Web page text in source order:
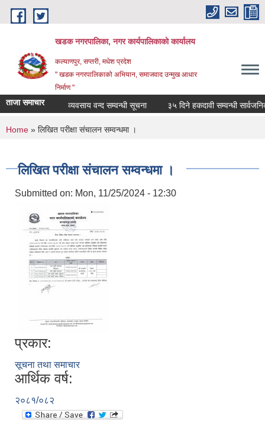
Skip to main content
खडक नगरपालिका, नगर कार्यपालिकाकाे कार्यालय
कल्याणपुर, सप्तरी, मधेश प्रदेश
" खडक नगरपालिकाको अभियान, समाजवाद उन्मुख आधार
निर्माण "
ताजा समाचार व्यवसाय वन्द सम्वन्धी सूचना ३५ दिने हकदावी सम्वन्धी सार्वजनिक
You are here
Home » लिखित परीक्षा संचालन सम्वन्धमा ।
लिखित परीक्षा संचालन सम्वन्धमा ।
Submitted on: Mon, 11/25/2024 - 12:30
प्रकार:
सूचना तथा समाचार
आर्थिक वर्ष:
२०८१/०८२